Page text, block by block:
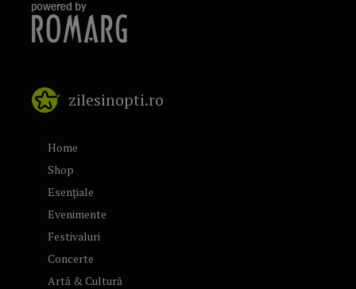
zilesinopti.ro
Home
Shop
Esențiale
Evenimente
Festivaluri
Concerte
Artă & Cultură